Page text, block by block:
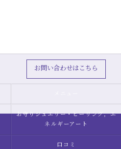
お問い合わせはこちら
お守りジュエリー・ヒーリング，エ
ネルギーアート
口コミ